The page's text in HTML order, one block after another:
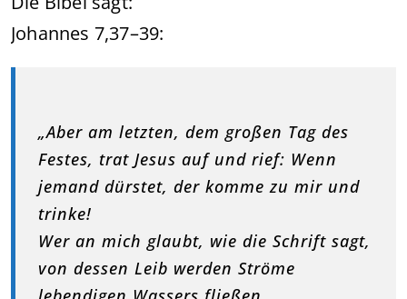
Johannes 7,37–39:
„Aber am letzten, dem großen Tag des
Festes, trat Jesus auf und rief: Wenn
jemand dürstet, der komme zu mir und
trinke!
Wer an mich glaubt, wie die Schrift sagt,
von dessen Leib werden Ströme